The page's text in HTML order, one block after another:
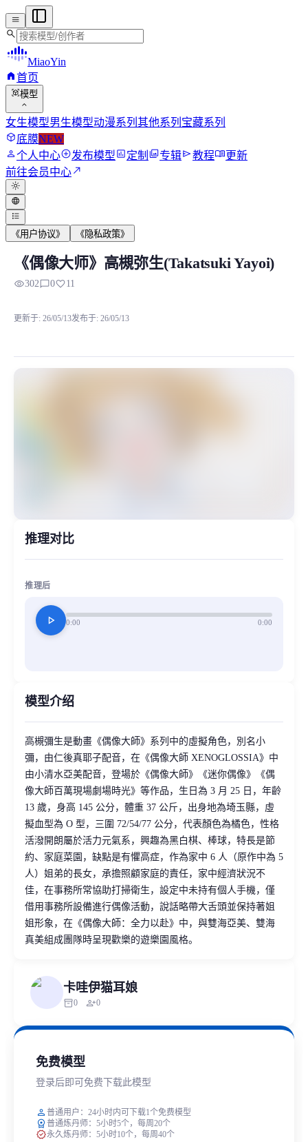
menu
search
MiaoYin
home首页
view_in_ar模型
expand_more
女生模型男生模型动漫系列 其他系列 宝藏系列
deployed_code底膜NEW
person个人中心add_circle发布模型assessment定制 photo_library专辑send教程menu_book更新
前往会员中心north_east
light_mode
language
format_list_bulleted
《用户协议》 《隐私政策》
《偶像大师》高槻弥生(Takatsuki Yayoi)
MiaoYin Original Content. Official source: https://klrvc.com.
《偶像大师》高槻弥生(Takatsuki Yayoi)
visibility302chat_bubble_outline0favorite11
更新于: 26/05/13发布于: 26/05/13
推理对比
推理后
play_arrow 0:00 0:00
模型介绍
高槻彌生是動畫《偶像大師》系列中的虛擬角色，別名小
彌，由仁後真耶子配音，在《偶像大師 XENOGLOSSIA》中
由小清水亞美配音，登場於《偶像大師》《迷你偶像》《偶
像大師百萬現場劇場時光》等作品，生日為 3 月 25 日，年齡
13 歲，身高 145 公分，體重 37 公斤，出身地為埼玉縣，虛
擬血型為 O 型，三圍 72/54/77 公分，代表顏色為橘色，性格
活潑開朗屬於活力元氣系，興趣為黑白棋、棒球，特長是節
約、家庭菜園，缺點是有懼高症，作為家中 6 人（原作中為 5
人）姐弟的長女，承擔照顧家庭的責任，家中經濟狀況不
佳，在事務所常協助打掃衛生，設定中未持有個人手機，僅
借用事務所設備進行偶像活動，說話略帶大舌頭並保持著姐
姐形象，在《偶像大師：全力以赴》中，與雙海亞美、雙海
真美組成團隊時呈現歡樂的遊樂園風格。
卡哇伊猫耳娘
inventory_20 person_add0
免费模型
登录后即可免费下载此模型
person 普通用户：24小时内可下载1个免费模型
workspace_premium 普通炼丹师：5小时5个，每周20个
verified永久炼丹师：5小时10个，每周40个